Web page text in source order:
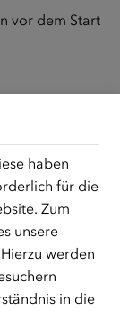
vor dem Start
ein Fonds der
innen als
haben
für die
Zum
unsere
werden
in die